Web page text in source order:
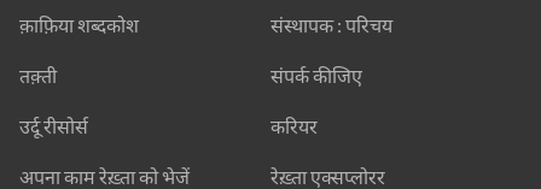
क़ाफ़िया शब्दकोश
तक़्ती
उर्दू रीसोर्स
अपना काम रेख़्ता को भेजें
संस्थापक : परिचय
संपर्क कीजिए
करियर
रेख़्ता एक्सप्लोरर